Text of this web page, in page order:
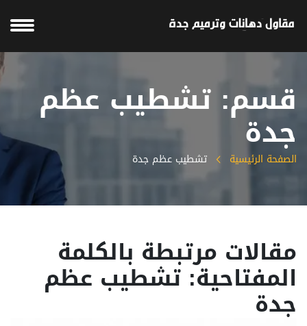
قسم: تشطيب عظم
جدة
الصفحة الرئيسية تشطيب عظم جدة
مقالات مرتبطة بالكلمة
المفتاحية: تشطيب عظم
جدة